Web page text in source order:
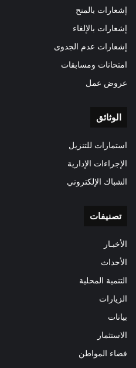
إشعارات بالمنح
إشعارات بالإلغاء
إشعارات عدم الجدوى
امتحانات ومسابقات
عروض عمل
الوثائق
استمارات للتنزيل
الإجراءات الإدارية
الشباك الإلكتروني
تصنيفات
الأخبـار
الأحداث
التنمية المحلية
الزيارات
بيانات
الاستثمار
فضاء المواطن